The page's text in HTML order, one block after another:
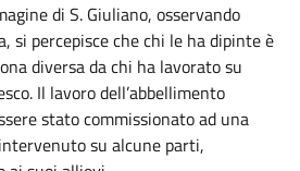
di S. Giuliano, osservando
si percepisce che chi le ha dipinte è
diversa da chi ha lavorato su
Il lavoro dell’abbellimento
stato commissionato ad una
su alcune parti,